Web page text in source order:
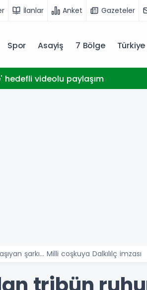
İlanlar Anket Gazeteler
Spor Asayiş 7 Bölge
hedefli videolu paylaşım
şarkı... Milli coşkuya Dalkılılç imzası